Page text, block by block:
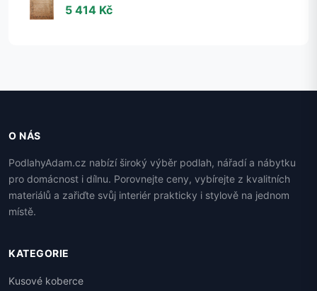
5 414 Kč
O NÁS
PodlahyAdam.cz nabízí široký výběr podlah, nářadí a nábytku
pro domácnost i dílnu. Porovnejte ceny, vybírejte z kvalitních
materiálů a zařiďte svůj interiér prakticky i stylově na jednom
místě.
KATEGORIE
Kusové koberce